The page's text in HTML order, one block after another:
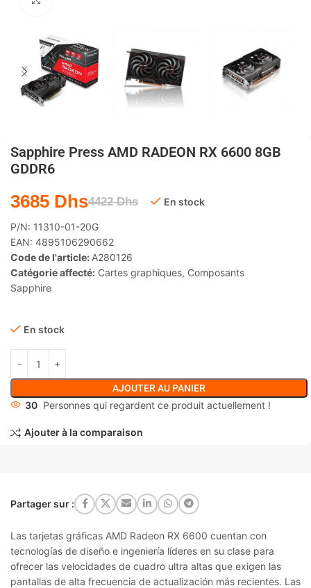
Sapphire Press AMD RADEON RX 6600 8GB
GDDR6
4422Dhs
3685 Dhs En stock
P/N: 11310-01-20G
EAN: 4895106290662
Code de l'article: A280126
Catégorie affecté: Cartes graphiques, Composants
Sapphire
En stock
AJOUTER AU PANIER
30 Personnes qui regardent ce produit actuellement !
Ajouter à la comparaison
Partager sur :
Las tarjetas gráficas AMD Radeon RX 6600 cuentan con
tecnologías de diseño e ingeniería líderes en su clase para
ofrecer las velocidades de cuadro ultra altas que exigen las
pantallas de alta frecuencia de actualización más recientes. Las